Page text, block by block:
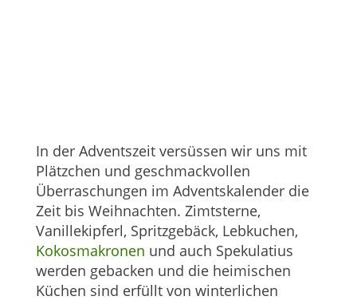
In der Adventszeit versüssen wir uns mit
Plätzchen und geschmackvollen
Überraschungen im Adventskalender die
Zeit bis Weihnachten. Zimtsterne,
Vanillekipferl, Spritzgebäck, Lebkuchen,
Kokosmakronen und auch Spekulatius
werden gebacken und die heimischen
Küchen sind erfüllt von winterlichen